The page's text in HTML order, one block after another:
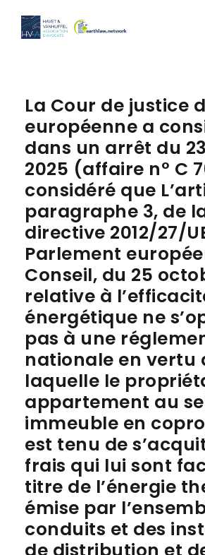
La Cour de justice
européenne a
dans un arrêt du
2025 (affaire n° C
considéré que
paragraphe 3, de
directive 2012/27/
Parlement
Conseil, du 25
relative à
énergétique ne
pas à une
nationale en vertu
laquelle le
appartement au
immeuble en
est tenu de
frais qui lui sont
titre de l’énergie
émise par
conduits et des